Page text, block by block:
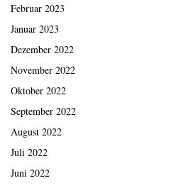
Februar 2023
Januar 2023
Dezember 2022
November 2022
Oktober 2022
September 2022
August 2022
Juli 2022
Juni 2022